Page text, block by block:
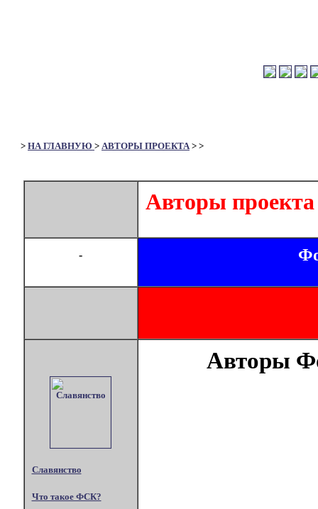
> НА ГЛАВНУЮ > АВТОРЫ ПРОЕКТА> >
Авторы проекта
-
Славянство
Что такое ФСК?
Авторы